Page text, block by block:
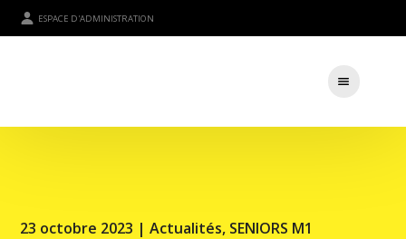
ESPACE D'ADMINISTRATION
23 octobre 2023 |Actualités, SENIORS M1